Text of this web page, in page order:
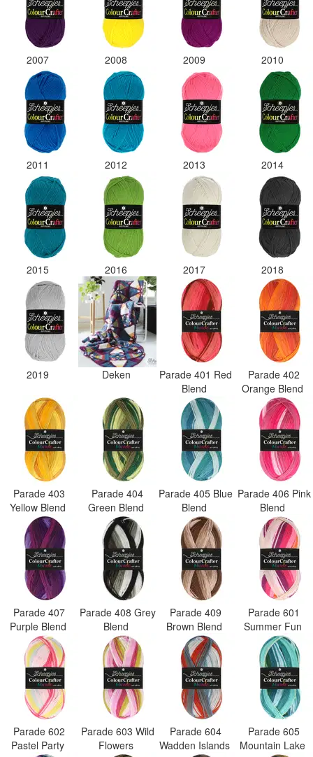
2007 2008 2009 2010
2011 2012 2013 2014
2015 2016 2017 2018
2019 Deken
Parade 401 Red
Blend
Parade 402
Orange Blend
Parade 403
Yellow Blend
Parade 404
Green Blend
Parade 405 Blue
Blend
Parade 406 Pink
Blend
Parade 407
Purple Blend
Parade 408 Grey
Blend
Parade 409
Brown Blend
Parade 601
Summer Fun
Parade 602
Pastel Party
Parade 603 Wild
Flowers
Parade 604
Wadden Islands
Parade 605
Mountain Lake